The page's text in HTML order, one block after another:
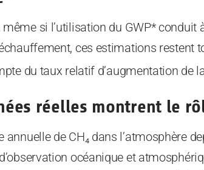
si l’utilisation du GWP*
ces estimations restent
du taux relatif d’augmentation de
réelles montrent le
annuelle de CH₄ dans l’atmosphère
océanique et